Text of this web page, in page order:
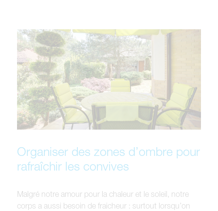
Organiser des zones d’ombre pour
rafraîchir les convives
Malgré notre amour pour la chaleur et le soleil, notre
corps a aussi besoin de fraicheur : surtout lorsqu’on